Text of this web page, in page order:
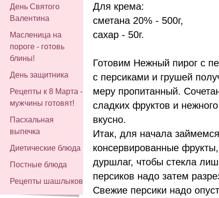
День Святого
Валентина
Масленица на
пороге - готовь
блины!
День защитника
Рецепты к 8 Марта -
мужчины готовят!
Пасхальная
выпечка
Диетические блюда
Постные блюда
Рецепты шашлыков
Для крема:
сметана 20% - 500г,
сахар - 50г.
Готовим Нежный пирог с
с персиками и грушей
меру пропитанный.
сладких фруктов и
вкусно.
Итак, для начала
консервированные
дуршлаг, чтобы стекла
персиков надо затем
Свежие персики надо